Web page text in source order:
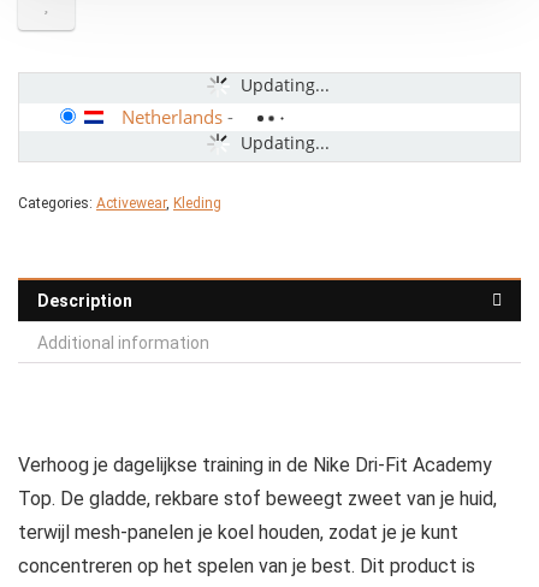
Updating...
Updating...
Netherlands -
Categories: Activewear, Kleding
Description
Additional information
Verhoog je dagelijkse training in de Nike Dri-Fit Academy
Top. De gladde, rekbare stof beweegt zweet van je huid,
terwijl mesh-panelen je koel houden, zodat je je kunt
concentreren op het spelen van je best. Dit product is